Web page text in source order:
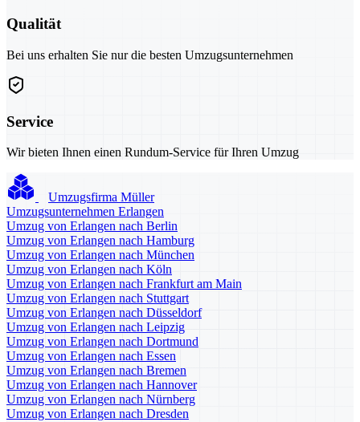
Qualität
Bei uns erhalten Sie nur die besten Umzugsunternehmen
Service
Wir bieten Ihnen einen Rundum-Service für Ihren Umzug
Umzugsfirma Müller
Umzugsunternehmen Erlangen
Umzug von Erlangen nach Berlin
Umzug von Erlangen nach Hamburg
Umzug von Erlangen nach München
Umzug von Erlangen nach Köln
Umzug von Erlangen nach Frankfurt am Main
Umzug von Erlangen nach Stuttgart
Umzug von Erlangen nach Düsseldorf
Umzug von Erlangen nach Leipzig
Umzug von Erlangen nach Dortmund
Umzug von Erlangen nach Essen
Umzug von Erlangen nach Bremen
Umzug von Erlangen nach Hannover
Umzug von Erlangen nach Nürnberg
Umzug von Erlangen nach Dresden